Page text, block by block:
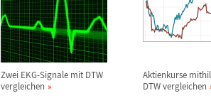
Zwei EKG-Signale mit DTW
vergleichen
Aktienkurse
DTW vergleichen